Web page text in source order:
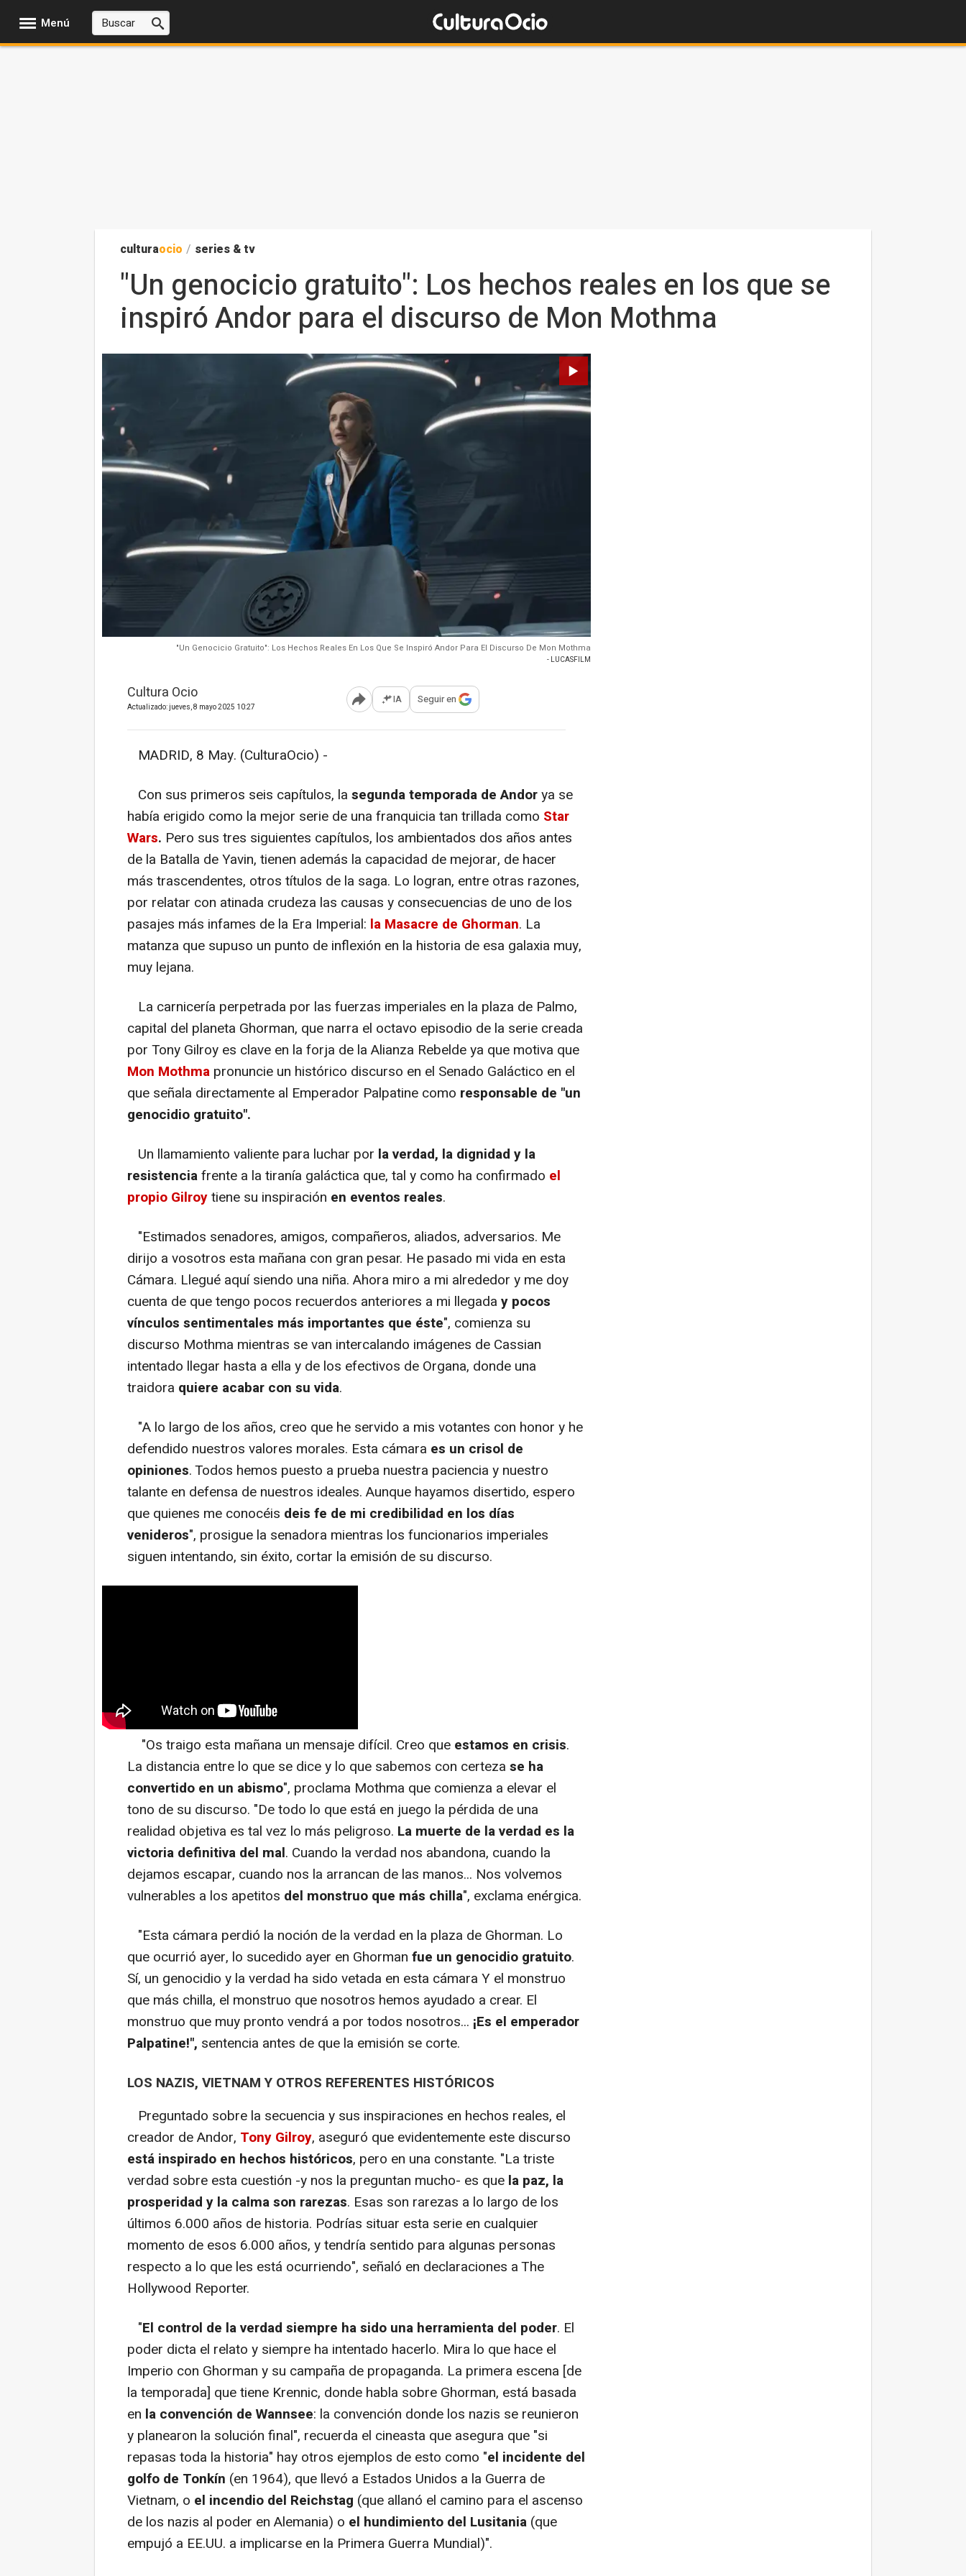
Menú
culturaocio / series & tv
"Un genocicio gratuito": Los hechos reales en los que se
inspiró Andor para el discurso de Mon Mothma
"Un Genocicio Gratuito": Los Hechos Reales En Los Que Se Inspiró Andor Para El Discurso De Mon Mothma
- LUCASFILM
Cultura Ocio
Actualizado: jueves, 8 mayo 2025 10:27 Abrir opciones para compartir
IA Seguir en
MADRID, 8 May. (CulturaOcio) -
Con sus primeros seis capítulos, la segunda temporada de Andorya se
había erigido como la mejor serie de una franquicia tan trillada como Star
Wars. Pero sus tres siguientes capítulos, los ambientados dos años antes
de la Batalla de Yavin, tienen además la capacidad de mejorar, de hacer
más trascendentes, otros títulos de la saga. Lo logran, entre otras razones,
por relatar con atinada crudeza las causas y consecuencias de uno de los
pasajes más infames de la Era Imperial: la Masacre de Ghorman. La
matanza que supuso un punto de inflexión en la historia de esa galaxia muy,
muy lejana.
La carnicería perpetrada por las fuerzas imperiales en la plaza de Palmo,
capital del planeta Ghorman, que narra el octavo episodio de la serie creada
por Tony Gilroy es clave en la forja de la Alianza Rebelde ya que motiva que
Mon Mothma pronuncie un histórico discurso en el Senado Galáctico en el
que señala directamente al Emperador Palpatine como responsable de "un
genocidio gratuito".
Un llamamiento valiente para luchar por la verdad, la dignidad y la
resistenciafrente a la tiranía galáctica que, tal y como ha confirmado el
propio Gilroytiene su inspiración en eventos reales.
"Estimados senadores, amigos, compañeros, aliados, adversarios. Me
dirijo a vosotros esta mañana con gran pesar. He pasado mi vida en esta
Cámara. Llegué aquí siendo una niña. Ahora miro a mi alrededor y me doy
cuenta de que tengo pocos recuerdos anteriores a mi llegada y pocos
vínculos sentimentales más importantes que éste", comienza su
discurso Mothma mientras se van intercalando imágenes de Cassian
intentado llegar hasta a ella y de los efectivos de Organa, donde una
traidora quiere acabar con su vida.
"A lo largo de los años, creo que he servido a mis votantes con honor y he
defendido nuestros valores morales. Esta cámara es un crisol de
opiniones. Todos hemos puesto a prueba nuestra paciencia y nuestro
talante en defensa de nuestros ideales. Aunque hayamos disertido, espero
que quienes me conocéis deis fe de mi credibilidad en los días
venideros", prosigue la senadora mientras los funcionarios imperiales
siguen intentando, sin éxito, cortar la emisión de su discurso.
"Os traigo esta mañana un mensaje difícil. Creo que estamos en crisis.
La distancia entre lo que se dice y lo que sabemos con certeza se ha
convertido en un abismo", proclama Mothma que comienza a elevar el
tono de su discurso. "De todo lo que está en juego la pérdida de una
realidad objetiva es tal vez lo más peligroso. La muerte de la verdad es la
victoria definitiva del mal. Cuando la verdad nos abandona, cuando la
dejamos escapar, cuando nos la arrancan de las manos... Nos volvemos
vulnerables a los apetitos del monstruo que más chilla", exclama enérgica.
"Esta cámara perdió la noción de la verdad en la plaza de Ghorman. Lo
que ocurrió ayer, lo sucedido ayer en Ghorman fue un genocidio gratuito.
Sí, un genocidio y la verdad ha sido vetada en esta cámara Y el monstruo
que más chilla, el monstruo que nosotros hemos ayudado a crear. El
monstruo que muy pronto vendrá a por todos nosotros... ¡Es el emperador
Palpatine!", sentencia antes de que la emisión se corte.
LOS NAZIS, VIETNAM Y OTROS REFERENTES HISTÓRICOS
Preguntado sobre la secuencia y sus inspiraciones en hechos reales, el
creador de Andor, Tony Gilroy, aseguró que evidentemente este discurso
está inspirado en hechos históricos, pero en una constante. "La triste
verdad sobre esta cuestión -y nos la preguntan mucho- es que la paz, la
prosperidad y la calma son rarezas. Esas son rarezas a lo largo de los
últimos 6.000 años de historia. Podrías situar esta serie en cualquier
momento de esos 6.000 años, y tendría sentido para algunas personas
respecto a lo que les está ocurriendo", señaló en declaraciones a The
Hollywood Reporter.
"El control de la verdad siempre ha sido una herramienta del poder. El
poder dicta el relato y siempre ha intentado hacerlo. Mira lo que hace el
Imperio con Ghorman y su campaña de propaganda. La primera escena [de
la temporada] que tiene Krennic, donde habla sobre Ghorman, está basada
en la convención de Wannsee: la convención donde los nazis se reunieron
y planearon la solución final", recuerda el cineasta que asegura que "si
repasas toda la historia" hay otros ejemplos de esto como "el incidente del
golfo de Tonkín (en 1964), que llevó a Estados Unidos a la Guerra de
Vietnam, o el incendio del Reichstag (que allanó el camino para el ascenso
de los nazis al poder en Alemania) o el hundimiento del Lusitania (que
empujó a EE.UU. a implicarse en la Primera Guerra Mundial)".